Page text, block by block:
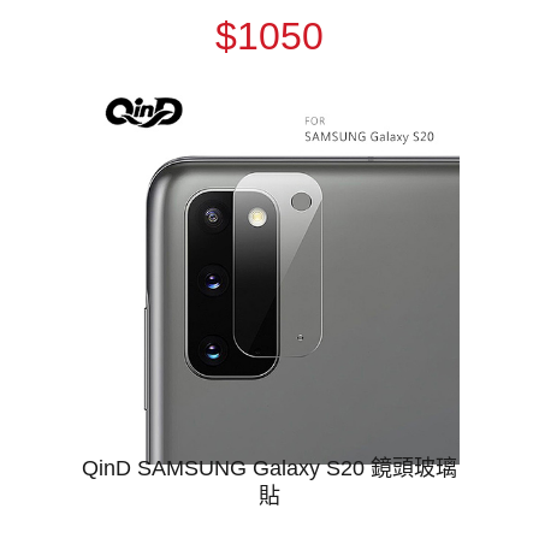
$1050
QinD SAMSUNG Galaxy S20 鏡頭玻璃
貼